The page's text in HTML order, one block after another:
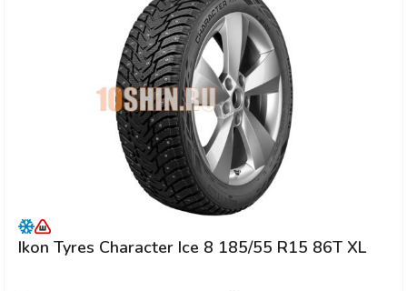
Ikon Tyres Character Ice 8 185/55 R15 86T XL